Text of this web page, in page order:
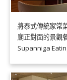
將泰式傳統家常
廟正對面的景觀
Supanniga